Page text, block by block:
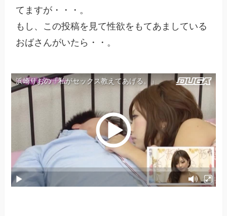
てますが・・・。
もし、この投稿を見て性欲をもてあましている
おばさんがいたら・・。